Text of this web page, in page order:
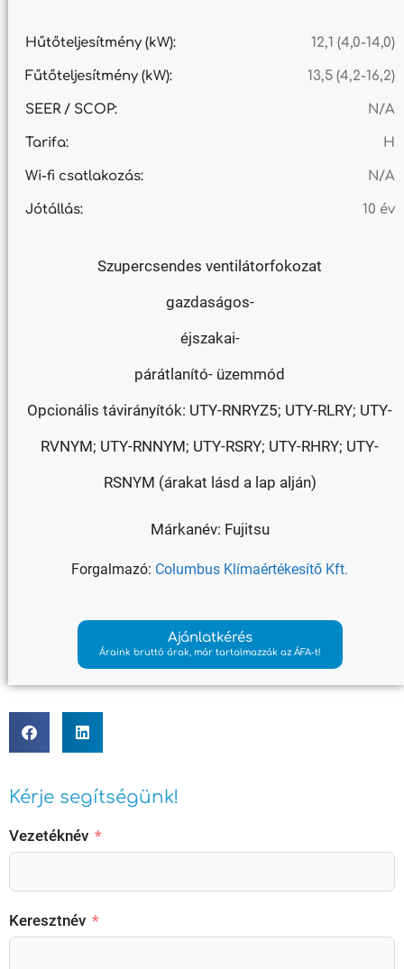
Kérje segítségünk!
Vezetéknév
Keresztnév
Hűtőteljesítmény (kW): 12,1 (4,0-14,0)
Fűtőteljesítmény (kW): 13,5 (4,2-16,2)
SEER / SCOP: N/A
Tarifa: H
Wi-fi csatlakozás: N/A
Jótállás: 10 év
Szupercsendes ventilátorfokozat
gazdaságos-
éjszakai-
párátlanító- üzemmód
Opcionális távirányítók: UTY-RNRYZ5; UTY-RLRY; UTY-
RVNYM; UTY-RNNYM; UTY-RSRY; UTY-RHRY; UTY-
RSNYM (árakat lásd a lap alján)
Márkanév: Fujitsu
Forgalmazó: Columbus Klímaértékesítő Kft.
Ajánlatkérés
Áraink bruttó árak, már tartalmazzák az ÁFA-t!